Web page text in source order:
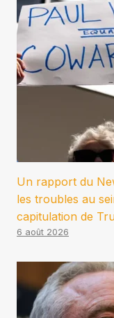
Un rapport du
les troubles au
capitulation de
6 août 2026